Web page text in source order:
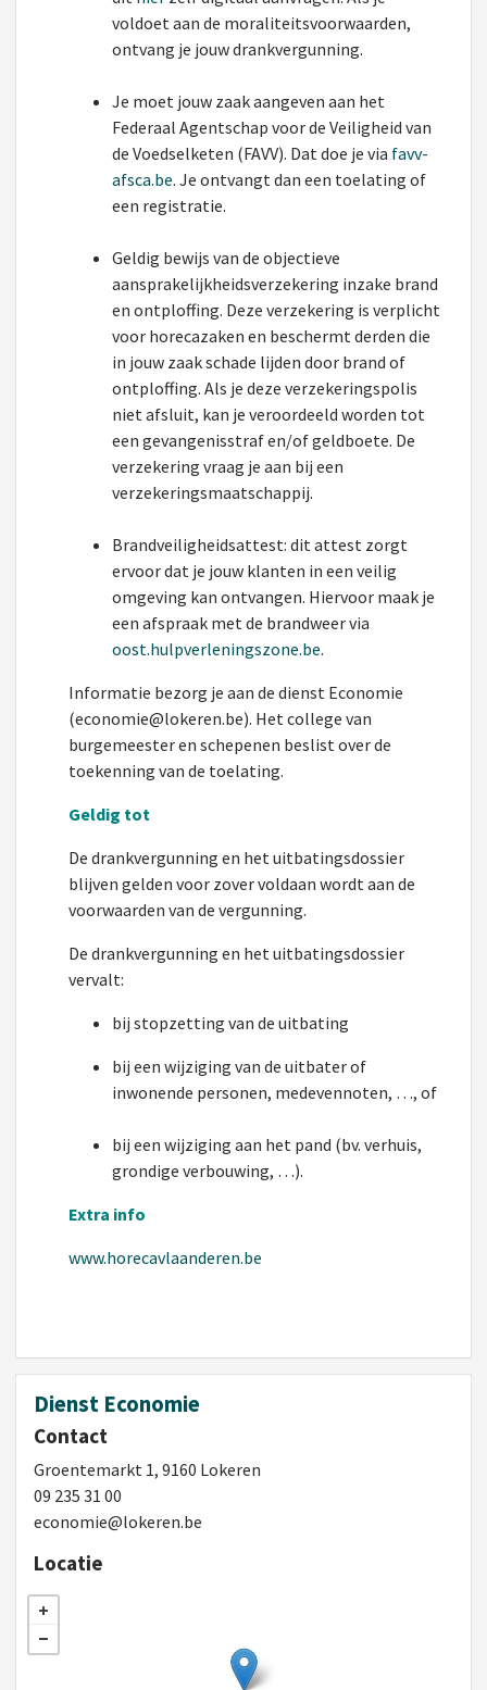
voldoet aan de moraliteitsvoorwaarden,
ontvang je jouw drankvergunning.
Je moet jouw zaak aangeven aan het
Federaal Agentschap voor de Veiligheid van
de Voedselketen (FAVV). Dat doe je via favv-
afsca.be. Je ontvangt dan een toelating of
een registratie.
Geldig bewijs van de objectieve
aansprakelijkheidsverzekering inzake brand
en ontploffing. Deze verzekering is verplicht
voor horecazaken en beschermt derden die
in jouw zaak schade lijden door brand of
ontploffing. Als je deze verzekeringspolis
niet afsluit, kan je veroordeeld worden tot
een gevangenisstraf en/of geldboete. De
verzekering vraag je aan bij een
verzekeringsmaatschappij.
Brandveiligheidsattest: dit attest zorgt
ervoor dat je jouw klanten in een veilig
omgeving kan ontvangen. Hiervoor maak je
een afspraak met de brandweer via
oost.hulpverleningszone.be.
Informatie bezorg je aan de dienst Economie
(economie@lokeren.be). Het college van
burgemeester en schepenen beslist over de
toekenning van de toelating.
Geldig tot
De drankvergunning en het uitbatingsdossier
blijven gelden voor zover voldaan wordt aan de
voorwaarden van de vergunning.
De drankvergunning en het uitbatingsdossier
vervalt:
bij stopzetting van de uitbating
bij een wijziging van de uitbater of
inwonende personen, medevennoten, …, of
bij een wijziging aan het pand (bv. verhuis,
grondige verbouwing, …).
Extra info
www.horecavlaanderen.be
Dienst Economie
Contact
Groentemarkt 1, 9160 Lokeren
09 235 31 00
economie@lokeren.be
Locatie